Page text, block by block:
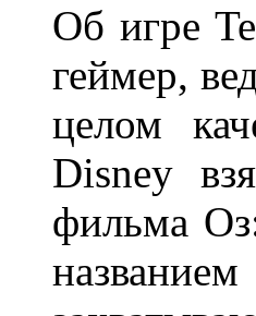
Об игре
геймер,
целом
Disney
фильма